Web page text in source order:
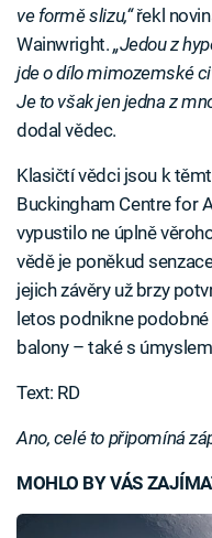
ve formě slizu,“řekl
Wainwright. „Jedou z
jde o dílo mimozemské
Je to však jen jedna z
dodal vědec.
Klasičtí vědci jsou k
Buckingham Centre for
vypustilo ne úplně
vědě je poněkud
jejich závěry už brzy
letos podnikne
balony – také s
Text: RD
Ano, celé to připomíná
MOHLO BY VÁS